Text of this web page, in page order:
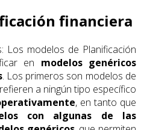
financiera
Los modelos de Planificación
en modelos genéricos
. Los primeros son modelos de
a ningún tipo específico
, en tanto que
con algunas de las